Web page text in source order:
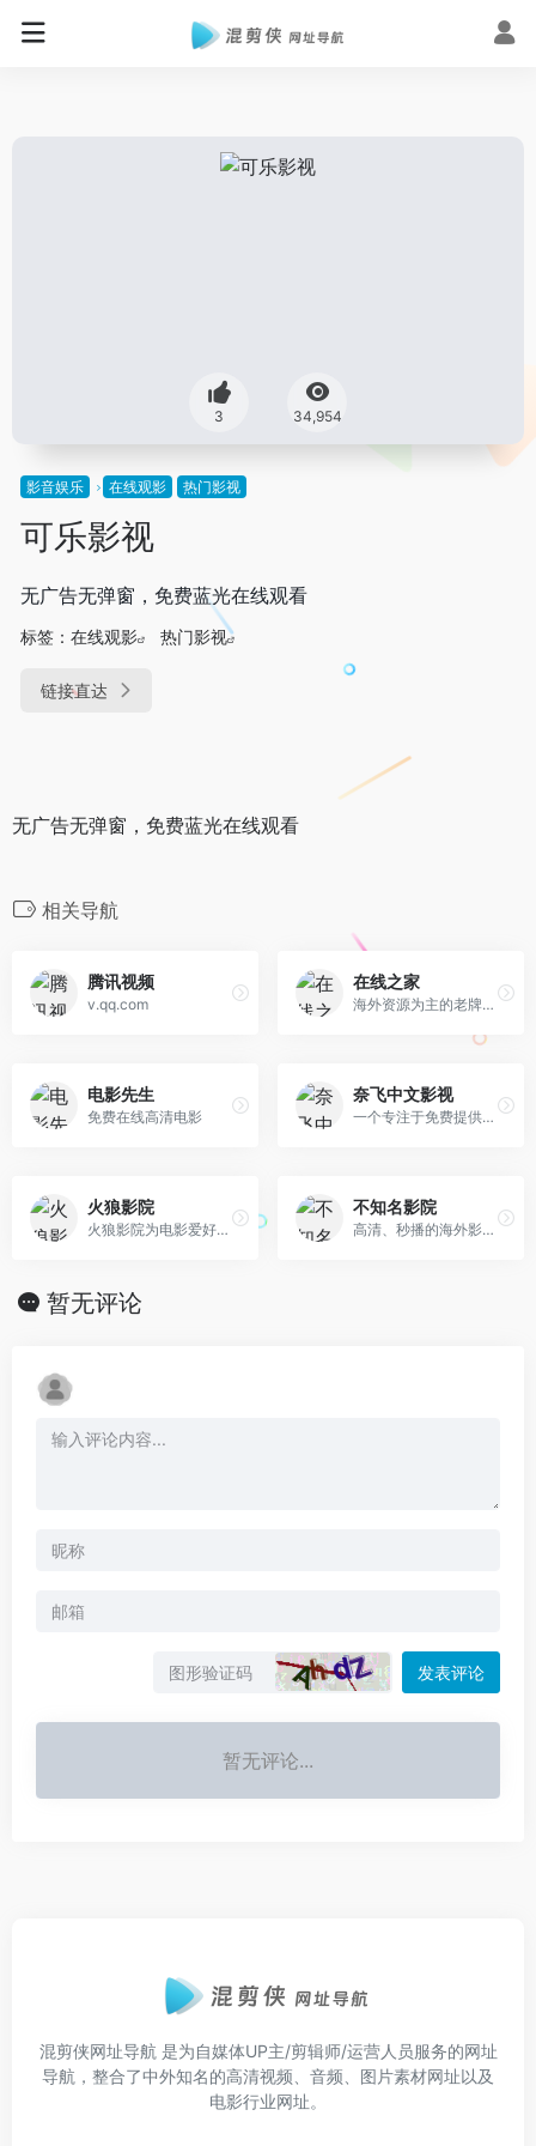
3 34,954
影音娱乐 在线观影 热门影视
可乐影视
无广告无弹窗，免费蓝光在线观看
标签： 在线观影 热门影视
链接直达
无广告无弹窗，免费蓝光在线观看
相关导航
腾讯视频
v.qq.com
在线之家
海外资源为主的老牌知名影视网站
电影先生
免费在线高清电影
奈飞中文影视
一个专注于免费提供高清Netflix影视内容的平台
火狼影院
火狼影院为电影爱好者提供最近上映电影、2024最新电影排行榜和热播影视大全，国内外好看的电影、电视剧、卡通动漫和综艺娱乐应有尽有，无弹窗、速度更快、每日及
不知名影院
高清、秒播的海外影视剧网站
暂无评论
发表评论
暂无评论...
混剪侠网址导航 是为自媒体UP主/剪辑师/运营人员服务的网址
导航，整合了中外知名的高清视频、音频、图片素材网址以及
电影行业网址。